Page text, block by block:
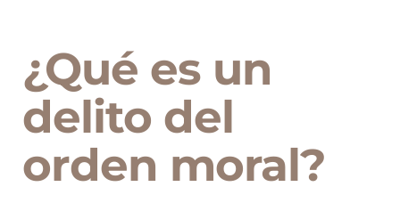
¿Qué es un
delito del
orden moral?